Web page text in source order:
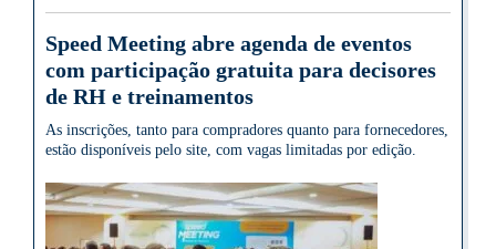
Speed Meeting abre agenda de eventos
com participação gratuita para decisores
de RH e treinamentos
As inscrições, tanto para compradores quanto para fornecedores,
estão disponíveis pelo site, com vagas limitadas por edição.